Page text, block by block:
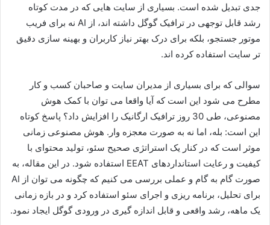
جدی تبدیل شده است. بسیاری از سایت هایی که در مدت کوتاه
رشد قابل توجهی در ترافیک گوگل داشته اند، از AI نه برای فریب
موتور جستجو، بلکه برای درک بهتر نیاز کاربران و بهینه سازی دقیق
تر سایت استفاده کرده اند.
سوالی که برای بسیاری از مدیران سایت و صاحبان کسب و کار
مطرح می شود این است که آیا واقعا می توان با کمک هوش
مصنوعی، طی 30 روز ترافیک ارگانیک را افزایش داد؟ پاسخ کوتاه
این است: بله، اما نه به صورت معجزه وار. هوش مصنوعی زمانی
موثر است که در کنار یک استراتژی صحیح سئو، تولید محتوای با
کیفیت و رعایت استانداردهای EEAT استفاده شود. در این مقاله، به
صورت گام به گام و عملی بررسی می کنیم که چگونه می توان از AI
برای تحلیل، برنامه ریزی و اجرای سئو استفاده کرد و در بازه زمانی
یک ماهه، رشد واقعی و قابل اندازه گیری در ورودی گوگل ایجاد نمود.